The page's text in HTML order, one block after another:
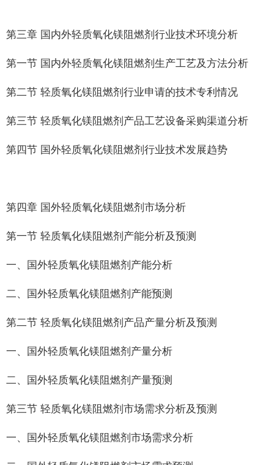
第三章 国内外轻质氧化镁阻燃剂行业技术环境分析
第一节 国内外轻质氧化镁阻燃剂生产工艺及方法分析
第二节 轻质氧化镁阻燃剂行业申请的技术专利情况
第三节 轻质氧化镁阻燃剂产品工艺设备采购渠道分析
第四节 国外轻质氧化镁阻燃剂行业技术发展趋势
第四章 国外轻质氧化镁阻燃剂市场分析
第一节 轻质氧化镁阻燃剂产能分析及预测
一、国外轻质氧化镁阻燃剂产能分析
二、国外轻质氧化镁阻燃剂产能预测
第二节 轻质氧化镁阻燃剂产品产量分析及预测
一、国外轻质氧化镁阻燃剂产量分析
二、国外轻质氧化镁阻燃剂产量预测
第三节 轻质氧化镁阻燃剂市场需求分析及预测
一、国外轻质氧化镁阻燃剂市场需求分析